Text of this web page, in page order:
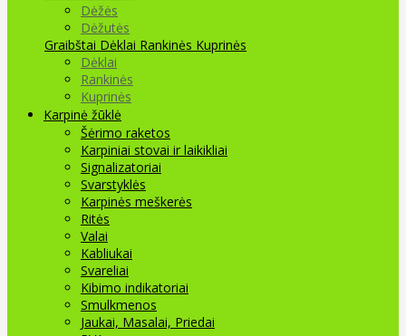
Dėžės
Dėžutės
Graibštai Dėklai Rankinės Kuprinės
Dėklai
Rankinės
Kuprinės
Karpinė žūklė
Šėrimo raketos
Karpiniai stovai ir laikikliai
Signalizatoriai
Svarstyklės
Karpinės meškerės
Ritės
Valai
Kabliukai
Svareliai
Kibimo indikatoriai
Smulkmenos
Jaukai, Masalai, Priedai